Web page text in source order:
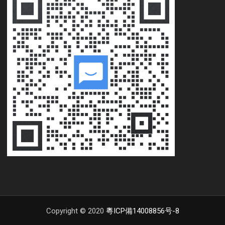
Copyright © 2020 粵ICP備14008856号-8